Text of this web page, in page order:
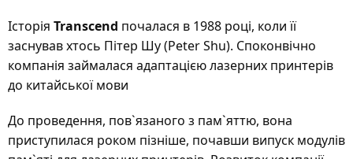
Історія Transcend почалася в 1988 році, коли її
заснував хтось Пітер Шу (Peter Shu). Споконвічно
компанія займалася адаптацією лазерних принтерів
до китайської мови
До проведення, пов`язаного з пам`яттю, вона
приступилася роком пізніше, почавши випуск модулів